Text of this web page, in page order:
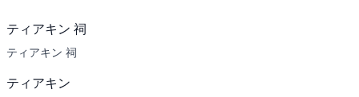
ティアキン 祠
ティアキン 祠
ティアキン